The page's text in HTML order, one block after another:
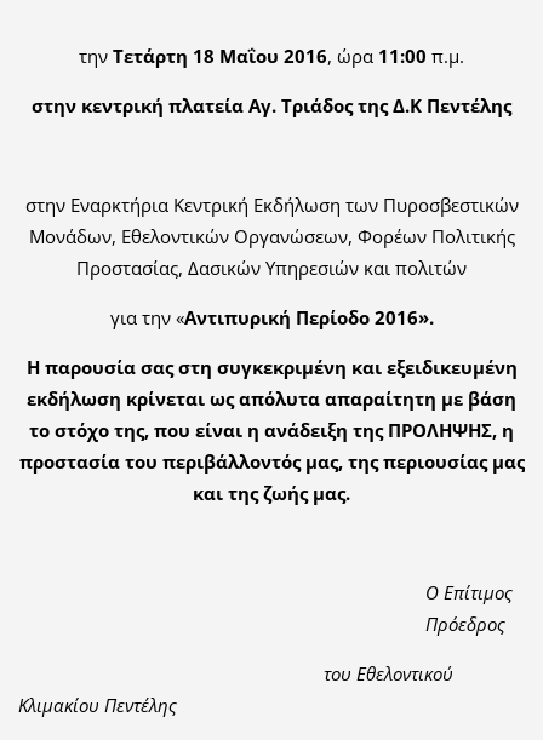
την Τετάρτη 18 Μαΐου 2016, ώρα 11:00 π.μ.
στην κεντρική πλατεία Αγ. Τριάδος της Δ.Κ Πεντέλης
στην Εναρκτήρια Κεντρική Εκδήλωση των Πυροσβεστικών
Μονάδων, Εθελοντικών Οργανώσεων, Φορέων Πολιτικής
Προστασίας, Δασικών Υπηρεσιών και πολιτών
για την «Αντιπυρική Περίοδο 2016».
Η παρουσία σας στη συγκεκριμένη και εξειδικευμένη
εκδήλωση κρίνεται ως απόλυτα απαραίτητη με βάση
το στόχο της, που είναι η ανάδειξη της ΠΡΟΛΗΨΗΣ, η
προστασία του περιβάλλοντός μας, της περιουσίας μας
και της ζωής μας.
Ο Επίτιμος
Πρόεδρος
του Εθελοντικού
Κλιμακίου Πεντέλης